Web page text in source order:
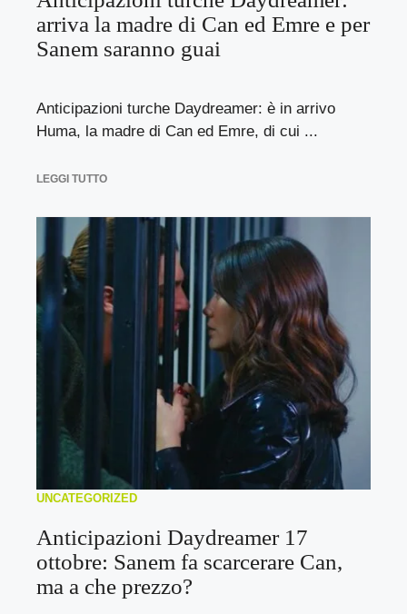
arriva la madre di Can ed Emre e per
Sanem saranno guai
Anticipazioni turche Daydreamer: è in arrivo
Huma, la madre di Can ed Emre, di cui ...
LEGGI TUTTO
UNCATEGORIZED
Anticipazioni Daydreamer 17
ottobre: Sanem fa scarcerare Can,
ma a che prezzo?